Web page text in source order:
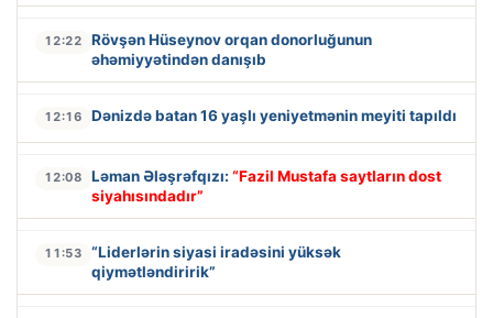
12:22
Rövşən Hüseynov orqan donorluğunun
əhəmiyyətindən danışıb
12:16 Dənizdə batan 16 yaşlı yeniyetmənin meyiti tapıldı
12:08 Ləman Ələşrəfqızı: “Fazil Mustafa saytların dost
siyahısındadır”
11:53
“Liderlərin siyasi iradəsini yüksək
qiymətləndiririk”